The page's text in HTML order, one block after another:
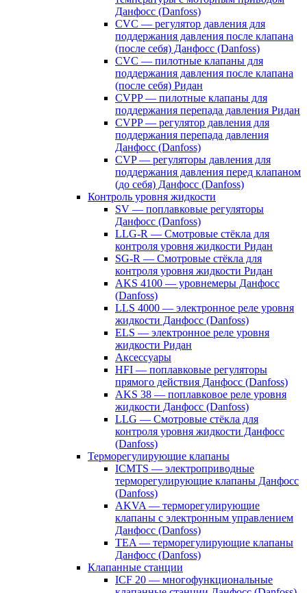
Данфосс (Danfoss)
CVС — регулятор давления для
поддержания давления после клапана
(после себя) Данфосс (Danfoss)
CVС — пилотные клапаны для
поддержания давления после клапана
(после себя) Ридан
CVPP — пилотные клапаны для
поддержания перепада давления Ридан
CVPP — регулятор давления для
поддержания перепада давления
Данфосс (Danfoss)
CVP — регуляторы давления для
поддержания давления перед клапаном
(до себя) Данфосс (Danfoss)
Контроль уровня жидкости
SV — поплавковые регуляторы
Данфосс (Danfoss)
LLG-R — Смотровые стёкла для
контроля уровня жидкости Ридан
SG-R — Смотровые стёкла для
контроля уровня жидкости Ридан
AKS 4100 — уровнемеры Данфосс
(Danfoss)
LLS 4000 — электронное реле уровня
жидкости Данфосс (Danfoss)
ELS — электронное реле уровня
жидкости Ридан
Аксессуары
HFI — поплавковые регуляторы
прямого действия Данфосс (Danfoss)
AKS 38 — поплавковое реле уровня
жидкости Данфосс (Danfoss)
LLG — Смотровые стёкла для
контроля уровня жидкости Данфосс
(Danfoss)
Терморегулирующие клапаны
ICMTS — электроприводные
терморегулирующие клапаны Данфосс
(Danfoss)
AKVA — терморегулирующие
клапаны с электронным управлением
Данфосс (Danfoss)
TEA — терморегулирующие клапаны
Данфосс (Danfoss)
Клапанные станции
ICF 20 — многофункциональные